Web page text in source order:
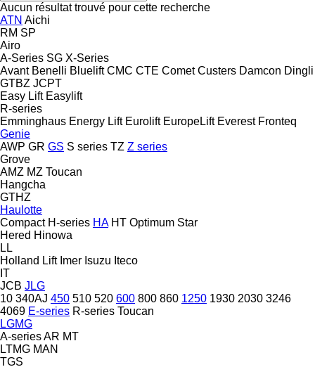
Aucun résultat trouvé pour cette recherche
ATN Aichi
RM SP
Airo
A-Series SG X-Series
Avant Benelli Bluelift CMC CTE Comet Custers Damcon Dingli
GTBZ JCPT
Easy Lift Easylift
R-series
Emminghaus Energy Lift Eurolift EuropeLift Everest Fronteq
Genie
AWP GR GS S series TZ Z series
Grove
AMZ MZ Toucan
Hangcha
GTHZ
Haulotte
Compact H-series HA HT Optimum Star
Hered Hinowa
LL
Holland Lift Imer Isuzu Iteco
IT
JCB JLG
10 340AJ 450 510 520 600 800 860 1250 1930 2030 3246
4069 E-series R-series Toucan
LGMG
A-seriesAR MT
LTMG MAN
TGS